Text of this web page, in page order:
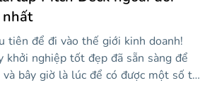
tiên để đi vào thế giới kinh doanh!
khởi nghiệp tốt đẹp đã sẵn sàng để
bây giờ là lúc để có được một số tài